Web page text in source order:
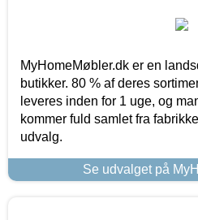
MyHomeMøbler.dk er en
butikker. 80 % af deres
leveres inden for 1 uge, og
kommer fuld samlet fra
udvalg.
Se udvalget på